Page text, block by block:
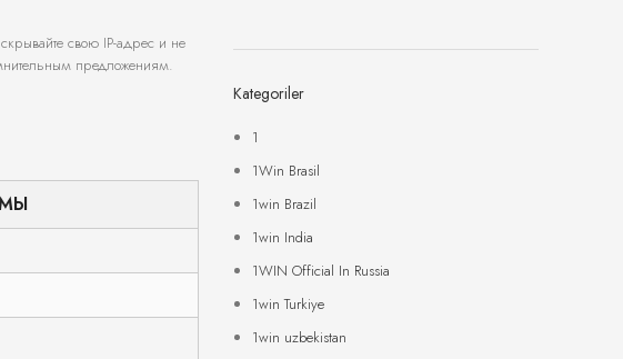
свою IP-адрес и не
предложениям.
Kategoriler
1
1Win Brasil
1win Brazil
1win India
1WIN Official In Russia
1win Turkiye
1win uzbekistan